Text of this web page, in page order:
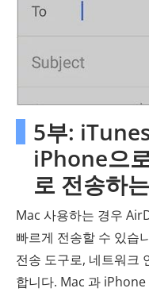
5부:
iPhone으
로 전송하
Mac 사용하는 경우
빠르게 전송할 수 있습
전송 도구로, 네트워크
합니다. Mac 과